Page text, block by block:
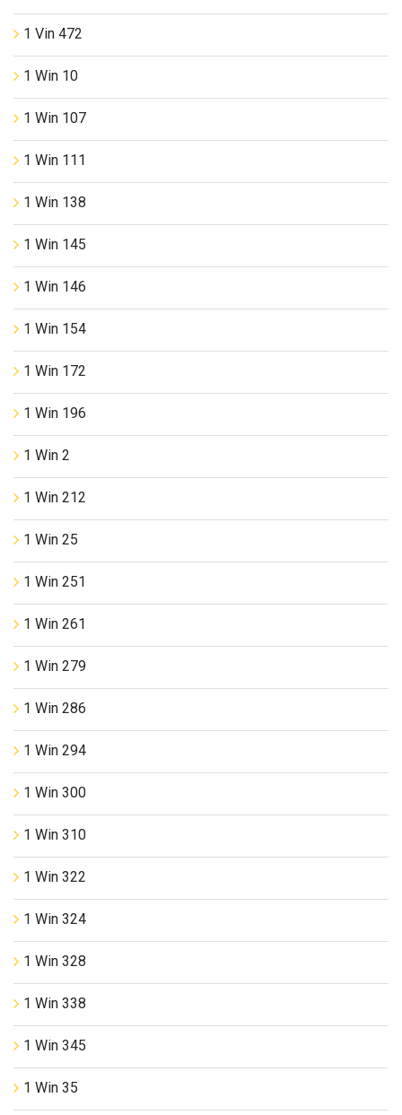
1 Vin 472
1 Win 10
1 Win 107
1 Win 111
1 Win 138
1 Win 145
1 Win 146
1 Win 154
1 Win 172
1 Win 196
1 Win 2
1 Win 212
1 Win 25
1 Win 251
1 Win 261
1 Win 279
1 Win 286
1 Win 294
1 Win 300
1 Win 310
1 Win 322
1 Win 324
1 Win 328
1 Win 338
1 Win 345
1 Win 35